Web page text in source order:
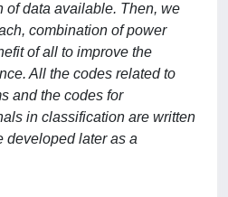
of data available. Then, we
combination of power
of all to improve the
All the codes related to
and the codes for
in classification are written
developed later as a